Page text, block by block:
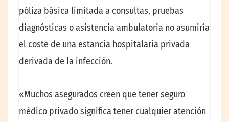
póliza básica limitada a consultas, pruebas
diagnósticas o asistencia ambulatoria no asumiría
el coste de una estancia hospitalaria privada
derivada de la infección.
«Muchos asegurados creen que tener seguro
médico privado significa tener cualquier atención